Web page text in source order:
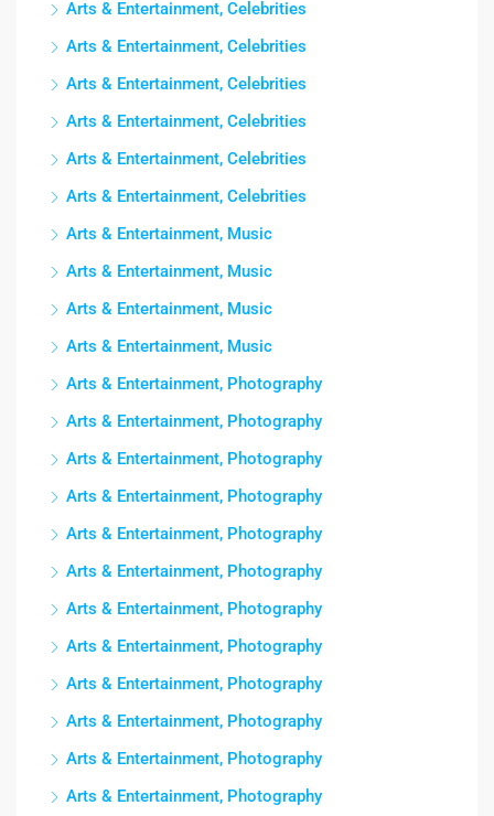
Arts & Entertainment, Celebrities
Arts & Entertainment, Celebrities
Arts & Entertainment, Celebrities
Arts & Entertainment, Celebrities
Arts & Entertainment, Celebrities
Arts & Entertainment, Celebrities
Arts & Entertainment, Music
Arts & Entertainment, Music
Arts & Entertainment, Music
Arts & Entertainment, Music
Arts & Entertainment, Photography
Arts & Entertainment, Photography
Arts & Entertainment, Photography
Arts & Entertainment, Photography
Arts & Entertainment, Photography
Arts & Entertainment, Photography
Arts & Entertainment, Photography
Arts & Entertainment, Photography
Arts & Entertainment, Photography
Arts & Entertainment, Photography
Arts & Entertainment, Photography
Arts & Entertainment, Photography